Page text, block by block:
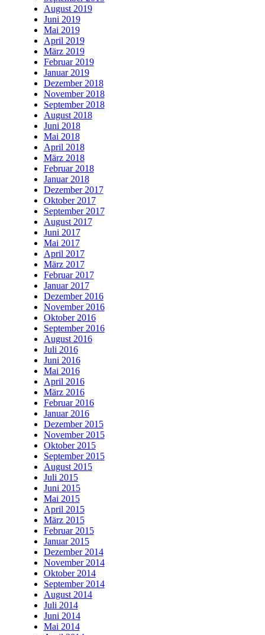
August 2019
Juni 2019
Mai 2019
April 2019
März 2019
Februar 2019
Januar 2019
Dezember 2018
November 2018
September 2018
August 2018
Juni 2018
Mai 2018
April 2018
März 2018
Februar 2018
Januar 2018
Dezember 2017
Oktober 2017
September 2017
August 2017
Juni 2017
Mai 2017
April 2017
März 2017
Februar 2017
Januar 2017
Dezember 2016
November 2016
Oktober 2016
September 2016
August 2016
Juli 2016
Juni 2016
Mai 2016
April 2016
März 2016
Februar 2016
Januar 2016
Dezember 2015
November 2015
Oktober 2015
September 2015
August 2015
Juli 2015
Juni 2015
Mai 2015
April 2015
März 2015
Februar 2015
Januar 2015
Dezember 2014
November 2014
Oktober 2014
September 2014
August 2014
Juli 2014
Juni 2014
Mai 2014